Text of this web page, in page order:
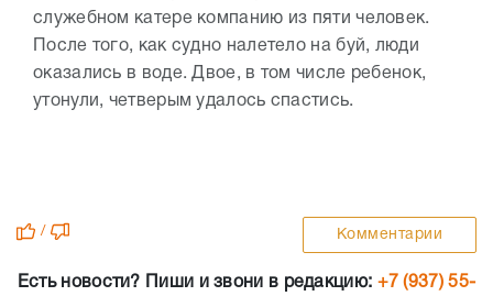
служебном катере компанию из пяти человек.
После того, как судно налетело на буй, люди
оказались в воде. Двое, в том числе ребенок,
утонули, четверым удалось спастись.
/ Комментарии
Есть новости? Пиши и звони в редакцию: +7 (937) 55-